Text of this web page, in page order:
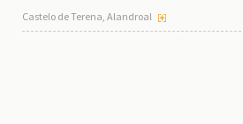
Castelo de Terena, Alandroal